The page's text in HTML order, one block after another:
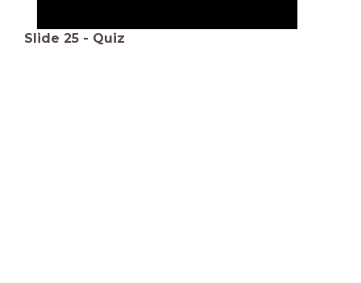
Slide 25 - Quiz